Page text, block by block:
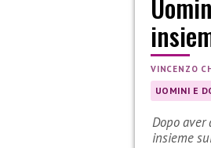
VINCENZO
UOMINI E
Dopo aver
insieme